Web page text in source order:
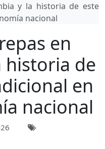
y la historia de este
nacional
en
historia de
en
nacional